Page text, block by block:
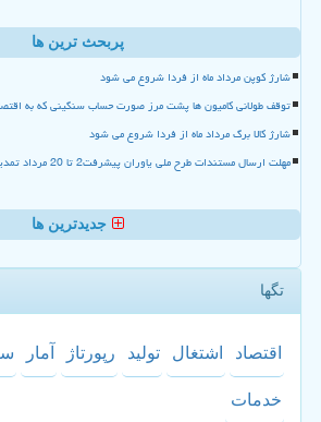
پربحث ترین ها
شارژ کوپن مرداد ماه از فردا شروع می شود
توقف طولانی کامیون ها پشت مرز صورت حساب سنگینی که به
شارژ کالا برگ مرداد ماه از فردا شروع می شود
مهلت ارسال مستندات طرح ملی یاوران پیشرفت2 تا 20 مرداد تمدید گردید
جدیدترین ها
تگها
اقتصاد اشتغال تولید رپورتاژ آمار
خدمات